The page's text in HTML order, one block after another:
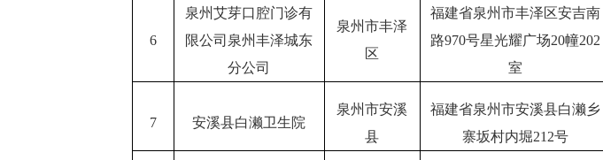
6
泉州艾芽口腔门诊有
限公司泉州丰泽城东
分公司
泉州市丰泽
区
福建省泉州市丰泽区安吉南
路970号星光耀广场20幢202
室
7 安溪县白濑卫生院
泉州市安溪
县
福建省泉州市安溪县白濑乡
寨坂村内堀212号